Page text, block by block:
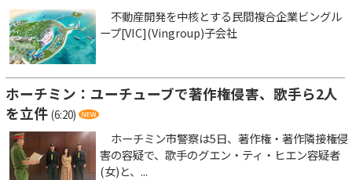
不動産開発を中核とする民間複合企業ビングル
ープ[VIC](Vingroup)子会社
ホーチミン：ユーチューブで著作権侵害、歌手ら2人
を立件 (6:20)
ホーチミン市警察は5日、著作権・著作隣接権侵
害の容疑で、歌手のグエン・ティ・ヒエン容疑者
(女)と、...